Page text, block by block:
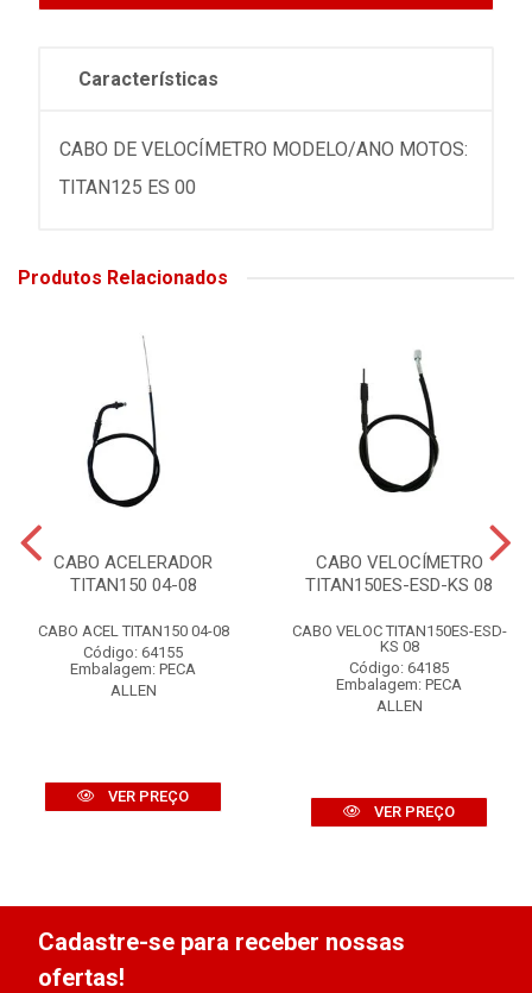
Características
CABO DE VELOCÍMETRO MODELO/ANO MOTOS:
TITAN125 ES 00
Produtos Relacionados
CABO ACELERADOR
TITAN150 04-08
CABO ACEL TITAN150 04-08
Código: 64155
Embalagem: PECA
ALLEN
VER PREÇO
CABO VELOCÍMETRO
TITAN150ES-ESD-KS 08
CABO VELOC TITAN150ES-ESD-
KS 08
Código: 64185
Embalagem: PECA
ALLEN
VER PREÇO
Cadastre-se para receber nossas
ofertas!